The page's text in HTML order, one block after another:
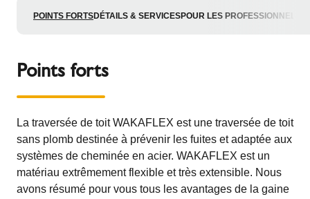
POINTS FORTSDÉTAILS & SERVICESPOUR LES PROFESSIONNELS
Points forts
La traversée de toit WAKAFLEX est une traversée de toit
sans plomb destinée à prévenir les fuites et adaptée aux
systèmes de cheminée en acier. WAKAFLEX est un
matériau extrêmement flexible et très extensible. Nous
avons résumé pour vous tous les avantages de la gaine